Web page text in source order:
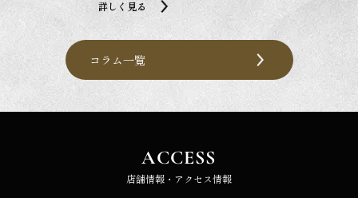
詳しく見る
コラム一覧
ACCESS
店舗情報・アクセス情報